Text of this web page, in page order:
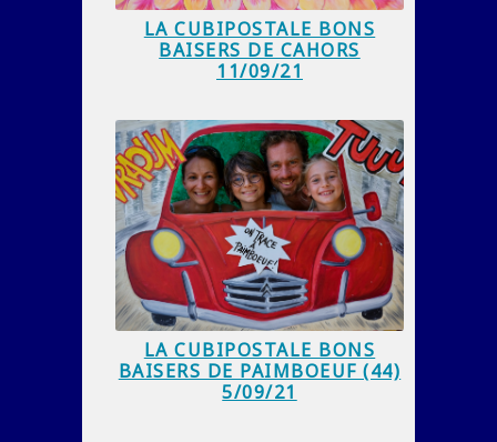
LA CUBIPOSTALE BONS
BAISERS DE CAHORS
11/09/21
LA CUBIPOSTALE BONS
BAISERS DE PAIMBOEUF (44)
5/09/21